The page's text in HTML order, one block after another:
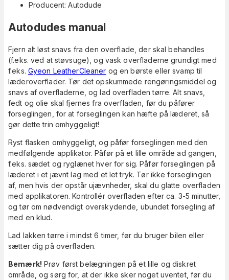
Producent: Autodude
Autodudes manual
Fjern alt løst snavs fra den overflade, der skal behandles
(f.eks. ved at støvsuge), og vask overfladerne grundigt med
f.eks. Gyeon LeatherCleaner og en børste eller svamp til
læderoverflader. Tør det opskummede rengøringsmiddel og
snavs af overfladerne, og lad overfladen tørre. Alt snavs,
fedt og olie skal fjernes fra overfladen, før du påfører
forseglingen, for at forseglingen kan hæfte på læderet, så
gør dette trin omhyggeligt!
Ryst flasken omhyggeligt, og påfør forseglingen med den
medfølgende applikator. Påfør på et lille område ad gangen,
f.eks. sædet og ryglænet hver for sig. Påfør forseglingen på
læderet i et jævnt lag med et let tryk. Tør ikke forseglingen
af, men hvis der opstår ujævnheder, skal du glatte overfladen
med applikatoren. Kontrollér overfladen efter ca. 3-5 minutter,
og tør om nødvendigt overskydende, ubundet forsegling af
med en klud.
Lad lakken tørre i mindst 6 timer, før du bruger bilen eller
sætter dig på overfladen.
Bemærk! Prøv først belægningen på et lille og diskret
område, og sørg for, at der ikke sker noget uventet, før du